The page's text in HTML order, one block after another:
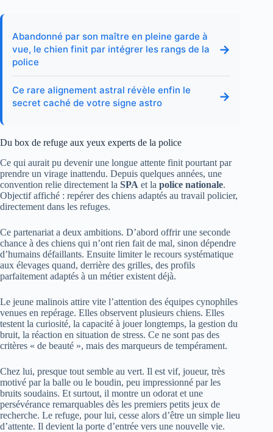
Abandonné par son maître en pleine garde à
vue, le chien finit par intégrer les rangs de la
police
→
Ce rare alignement astral révèle enfin le
secret caché de votre signe astro
→
Du box de refuge aux yeux experts de la police
Ce qui aurait pu devenir une longue attente finit pourtant par
prendre un virage inattendu. Depuis quelques années, une
convention relie directement la SPA et la police nationale.
Objectif affiché : repérer des chiens adaptés au travail policier,
directement dans les refuges.
Ce partenariat a deux ambitions. D’abord offrir une seconde
chance à des chiens qui n’ont rien fait de mal, sinon dépendre
d’humains défaillants. Ensuite limiter le recours systématique
aux élevages quand, derrière des grilles, des profils
parfaitement adaptés à un métier existent déjà.
Le jeune malinois attire vite l’attention des équipes cynophiles
venues en repérage. Elles observent plusieurs chiens. Elles
testent la curiosité, la capacité à jouer longtemps, la gestion du
bruit, la réaction en situation de stress. Ce ne sont pas des
critères « de beauté », mais des marqueurs de tempérament.
Chez lui, presque tout semble au vert. Il est vif, joueur, très
motivé par la balle ou le boudin, peu impressionné par les
bruits soudains. Et surtout, il montre un odorat et une
persévérance remarquables dès les premiers petits jeux de
recherche. Le refuge, pour lui, cesse alors d’être un simple lieu
d’attente. Il devient la porte d’entrée vers une nouvelle vie.